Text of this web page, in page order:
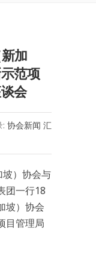
加
范项
会
: 协会新闻 汇
）协会与
团一行18
坡）协会
目管理局